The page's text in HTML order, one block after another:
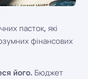
пасток, які
фінансових
його. Бюджет